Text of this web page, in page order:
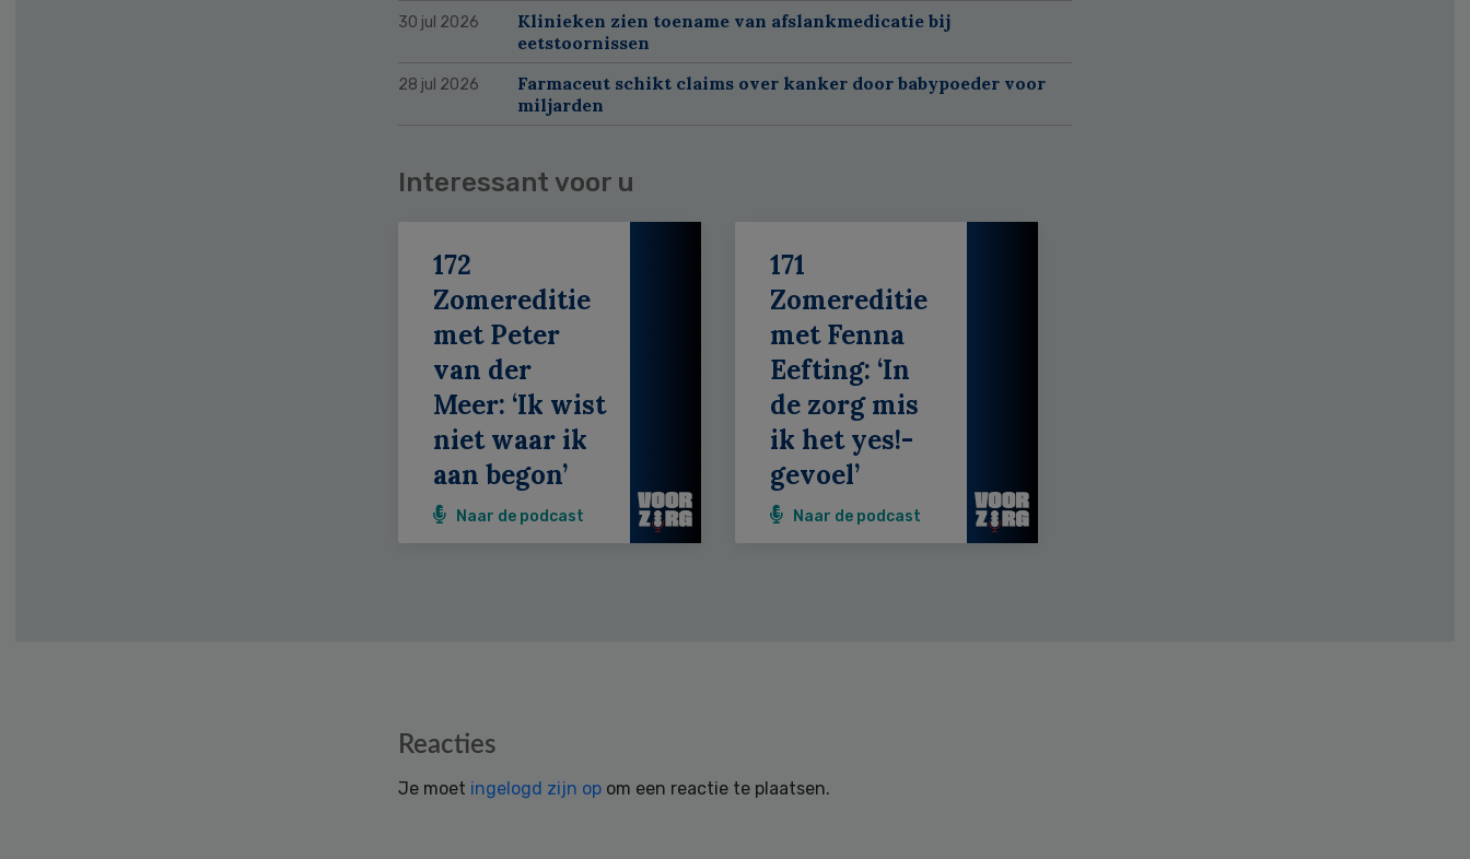
30 jul 2026
Klinieken zien toename van afslankmedicatie bij
eetstoornissen
28 jul 2026
Farmaceut schikt claims over kanker door babypoeder voor
miljarden
Interessant voor u
172
Zomereditie
met Peter
van der
Meer: ‘Ik wist
niet waar ik
aan begon’
Naar de podcast
171
Zomereditie
met Fenna
Eefting: ‘In
de zorg mis
ik het yes!-
gevoel’
Naar de podcast
Reacties
Je moet ingelogd zijn op om een reactie te plaatsen.